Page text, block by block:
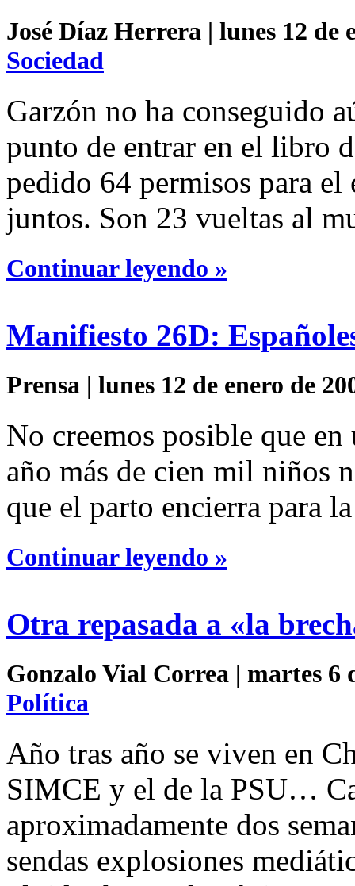
José Díaz Herrera | lunes 12 de
Sociedad
Garzón no ha conseguido
punto de entrar en el libro
pedido 64 permisos para
juntos. Son 23 vueltas al
Continuar leyendo »
Manifiesto 26D:
Prensa | lunes 12 de enero de
No creemos posible que
año más de cien mil niños
que el parto encierra para
Continuar leyendo »
Otra repasada a «la
Gonzalo Vial Correa | martes 6
Política
Año tras año se viven en
SIMCE y el de la PSU…
aproximadamente dos
sendas explosiones